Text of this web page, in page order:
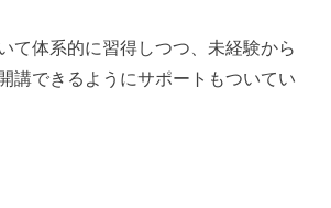
て体系的に習得しつつ、未経験から
講できるようにサポートもついてい